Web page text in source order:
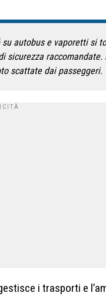
autobus e vaporetti si
sicurezza
scattate dai passeggeri.
i trasporti e